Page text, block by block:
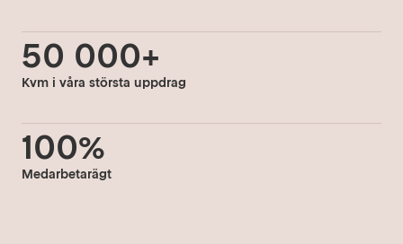
50 000+
Kvm i våra största uppdrag
100%
Medarbetarägt